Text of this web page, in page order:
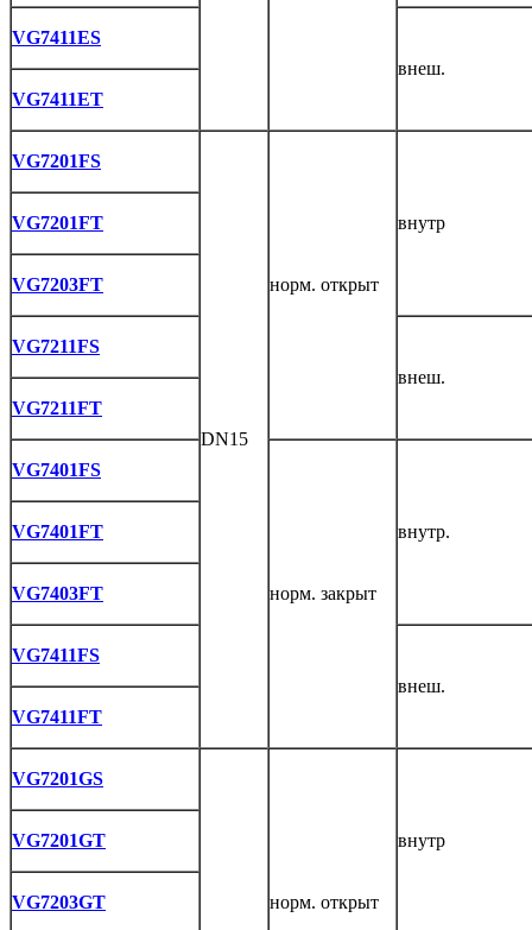
VG7411ES
внеш.
VG7411ET
VG7201FS
DN15
норм. открыт
внутр
VG7201FT
VG7203FT
VG7211FS
внеш.
VG7211FT
VG7401FS
норм. закрыт
внутр.
VG7401FT
VG7403FT
VG7411FS
внеш.
VG7411FT
VG7201GS
норм. открыт
внутр
VG7201GT
VG7203GT